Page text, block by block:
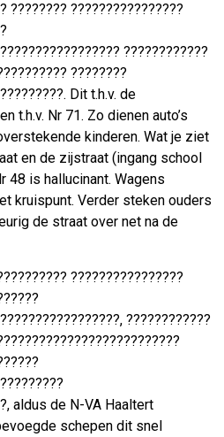
???????? ????????????????
????????????
????????
Dit t.h.v. de
t.h.v. Nr 71. Zo dienen auto’s
kinderen. Wat je ziet
en de zijstraat (ingang school
48 is hallucinant. Wagens
kruispunt. Verder steken ouders
de straat over net na de
????????????????
????????????
aldus de N-VA Haaltert
schepen dit snel